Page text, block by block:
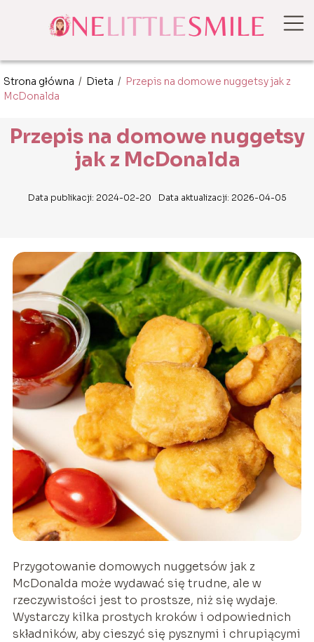
Strona główna / Dieta / Przepis na domowe nuggetsy jak z
McDonalda
Przepis na domowe nuggetsy
jak z McDonalda
Data publikacji: 2024-02-20 Data aktualizacji: 2026-04-05
Przygotowanie domowych nuggetsów jak z
McDonalda może wydawać się trudne, ale w
rzeczywistości jest to prostsze, niż się wydaje.
Wystarczy kilka prostych kroków i odpowiednich
składników, aby cieszyć się pysznymi i chrupiącymi